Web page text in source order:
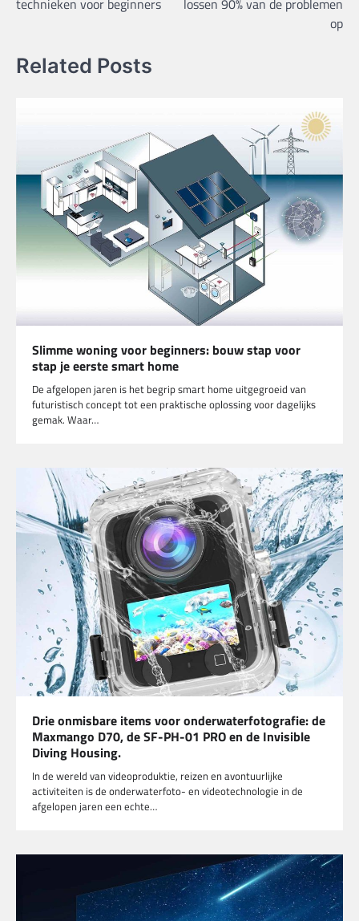
technieken voor beginners
lossen 90% van de problemen
op
Related Posts
Slimme woning voor beginners: bouw stap voor
stap je eerste smart home
De afgelopen jaren is het begrip smart home uitgegroeid van
futuristisch concept tot een praktische oplossing voor dagelijks
gemak. Waar…
Drie onmisbare items voor onderwaterfotografie: de
Maxmango D70, de SF-PH-01 PRO en de Invisible
Diving Housing.
In de wereld van videoproduktie, reizen en avontuurlijke
activiteiten is de onderwaterfoto- en videotechnologie in de
afgelopen jaren een echte…